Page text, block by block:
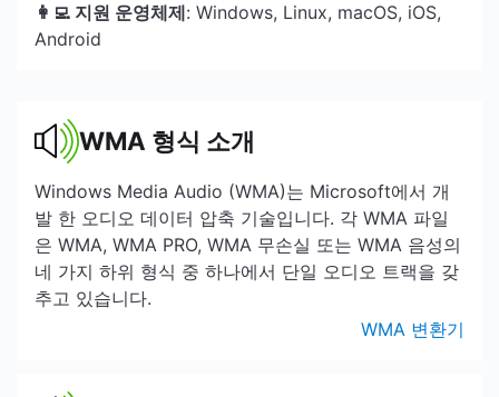
👩‍💻 지원 운영체제: Windows, Linux, macOS, iOS,
Android
WMA 형식 소개
Windows Media Audio (WMA)는 Microsoft에서 개
발 한 오디오 데이터 압축 기술입니다. 각 WMA 파일
은 WMA, WMA PRO, WMA 무손실 또는 WMA 음성의
네 가지 하위 형식 중 하나에서 단일 오디오 트랙을 갖
추고 있습니다.
WMA 변환기